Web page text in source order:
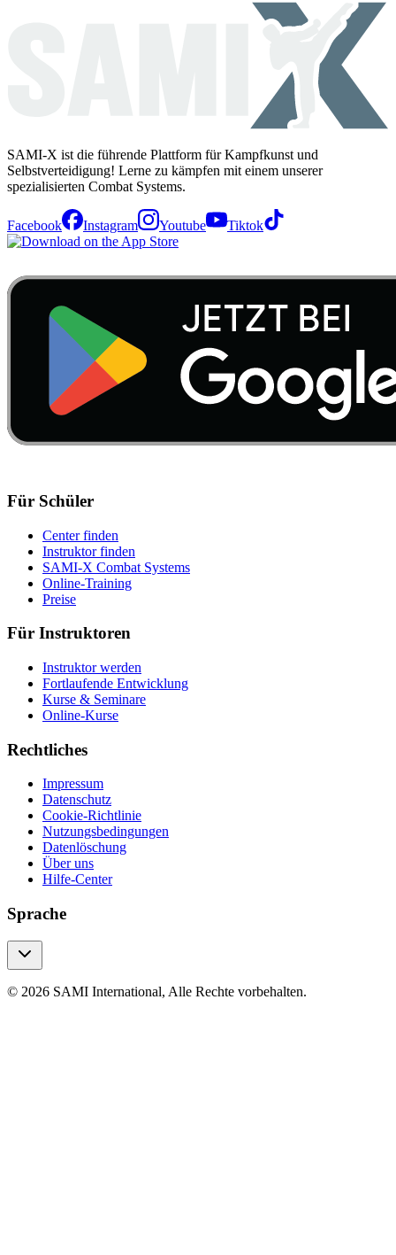
SAMI-X ist die führende Plattform für Kampfkunst und
Selbstverteidigung! Lerne zu kämpfen mit einem unserer
spezialisierten Combat Systems.
Facebook Instagram Youtube Tiktok
Für Schüler
Center finden
Instruktor finden
SAMI-X Combat Systems
Online-Training
Preise
Für Instruktoren
Instruktor werden
Fortlaufende Entwicklung
Kurse & Seminare
Online-Kurse
Rechtliches
Impressum
Datenschutz
Cookie-Richtlinie
Nutzungsbedingungen
Datenlöschung
Über uns
Hilfe-Center
Sprache
© 2026 SAMI International, Alle Rechte vorbehalten.